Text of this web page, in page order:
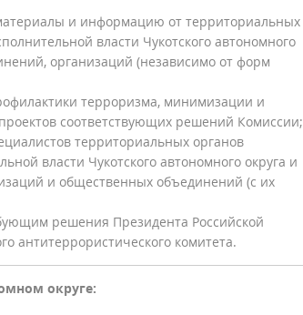
и информацию от территориальных
власти Чукотского автономного
организаций (независимо от форм
терроризма, минимизации и
соответствующих решений Комиссии;
территориальных органов
власти Чукотского автономного округа и
и общественных объединений (с их
решения Президента Российской
антитеррористического комитета.
округе: